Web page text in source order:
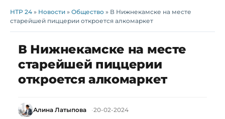
НТР 24 » Новости » Общество » В Нижнекамске на месте
старейшей пиццерии откроется алкомаркет
В Нижнекамске на месте
старейшей пиццерии
откроется алкомаркет
Алина Латыпова 20-02-2024